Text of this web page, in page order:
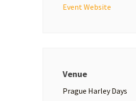
Event Website
Venue
Prague Harley Days